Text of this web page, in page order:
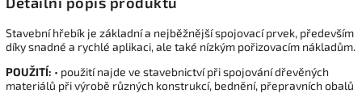
Stavební hřebík je základní a nejběžnější spojovací prvek, především
díky snadné a rychlé aplikaci, ale také nízkým pořizovacím nákladům.
POUŽITÍ: • použití najde ve stavebnictví při spojování dřevěných
materiálů při výrobě různých konstrukcí, bednění, přepravních obalů